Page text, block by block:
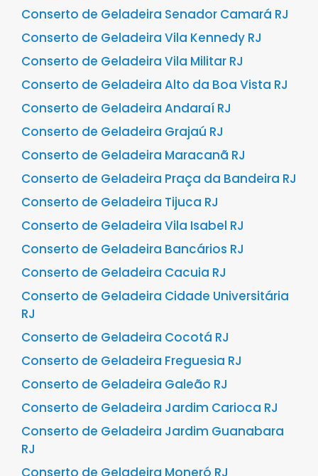
Conserto de Geladeira Senador Camará RJ
Conserto de Geladeira Vila Kennedy RJ
Conserto de Geladeira Vila Militar RJ
Conserto de Geladeira Alto da Boa Vista RJ
Conserto de Geladeira Andaraí RJ
Conserto de Geladeira Grajaú RJ
Conserto de Geladeira Maracanã RJ
Conserto de Geladeira Praça da Bandeira RJ
Conserto de Geladeira Tijuca RJ
Conserto de Geladeira Vila Isabel RJ
Conserto de Geladeira Bancários RJ
Conserto de Geladeira Cacuia RJ
Conserto de Geladeira Cidade Universitária
RJ
Conserto de Geladeira Cocotá RJ
Conserto de Geladeira Freguesia RJ
Conserto de Geladeira Galeão RJ
Conserto de Geladeira Jardim Carioca RJ
Conserto de Geladeira Jardim Guanabara
RJ
Conserto de Geladeira Moneró RJ